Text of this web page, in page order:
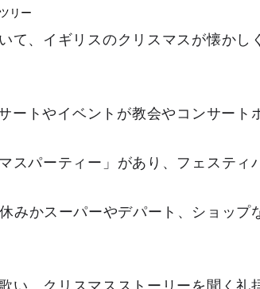
リー
て、イギリスのクリスマスが懐かし
ートやイベントが教会やコンサート
スパーティー」があり、フェスティ
みかスーパーやデパート、ショップ